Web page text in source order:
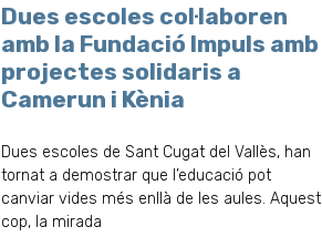
Dues escoles col·laboren
amb la Fundació Impuls amb
projectes solidaris a
Camerun i Kènia
Dues escoles de Sant Cugat del Vallès, han
tornat a demostrar que l’educació pot
canviar vides més enllà de les aules. Aquest
cop, la mirada